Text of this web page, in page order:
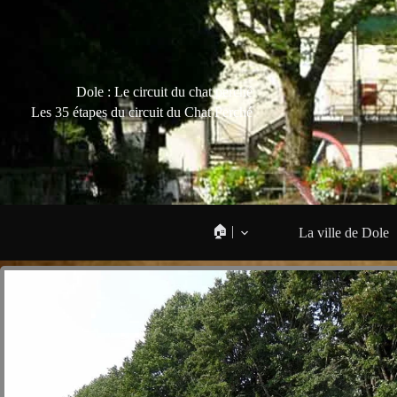
Dole : Le circuit du chat perché
Les 35 étapes du circuit du Chat Perché
🏠 | La ville de Dole